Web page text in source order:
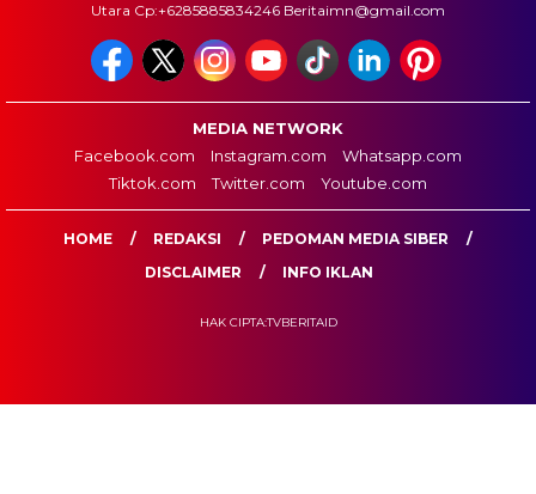
Utara Cp:+6285885834246 Beritaimn@gmail.com
MEDIA NETWORK
Facebook.com
Instagram.com
Whatsapp.com
Tiktok.com
Twitter.com Youtube.com
HOME REDAKSI
PEDOMAN MEDIA SIBER
DISCLAIMER
INFO IKLAN
HAK CIPTA:TVBERITAID